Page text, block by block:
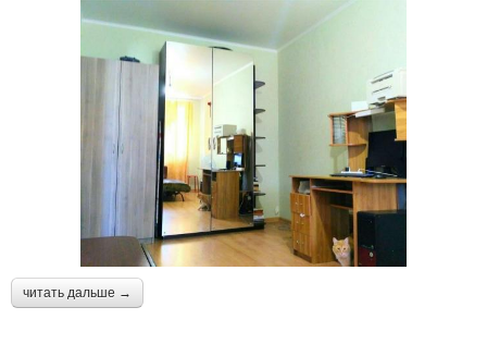
читать дальше →